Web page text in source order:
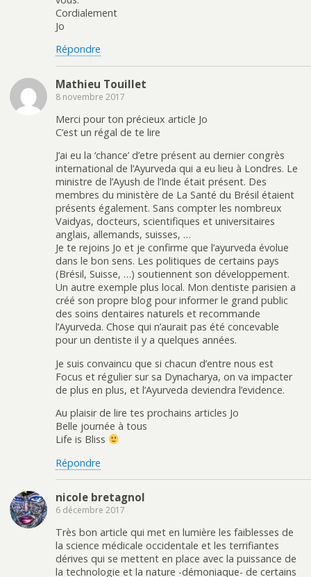
Cordialement
Jo
Répondre
Mathieu Touillet
8 novembre 2017
Merci pour ton précieux article Jo
C’est un régal de te lire
J’ai eu la ‘chance’ d’etre présent au dernier congrès
international de l’Ayurveda qui a eu lieu à Londres. Le
ministre de l’Ayush de l’Inde était présent. Des
membres du ministère de La Santé du Brésil étaient
présents également. Sans compter les nombreux
Vaidyas, docteurs, scientifiques et universitaires
anglais, allemands, suisses, …
Je te rejoins Jo et je confirme que l’ayurveda évolue
dans le bon sens. Les politiques de certains pays
(Brésil, Suisse, …) soutiennent son développement.
Un autre exemple plus local. Mon dentiste parisien a
créé son propre blog pour informer le grand public
des soins dentaires naturels et recommande
l’Ayurveda. Chose qui n’aurait pas été concevable
pour un dentiste il y a quelques années.
Je suis convaincu que si chacun d’entre nous est
Focus et régulier sur sa Dynacharya, on va impacter
de plus en plus, et l’Ayurveda deviendra l’evidence.
Au plaisir de lire tes prochains articles Jo
Belle journée à tous
Life is Bliss
Répondre
nicole bretagnol
6 décembre 2017
Très bon article qui met en lumière les faiblesses de
la science médicale occidentale et les terrifiantes
dérives qui se mettent en place avec la puissance de
la technologie et la nature -démoniaque- de certains